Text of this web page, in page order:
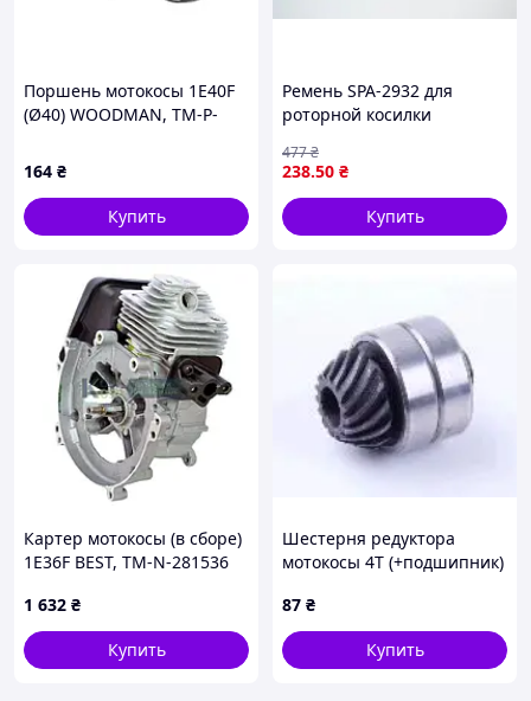
Поршень мотокосы 1E40F
(Ø40) WOODMAN, TM-P-
164 ₴
Купить
Ремень SPA-2932 для
роторной косилки
ухода за садом и участком
238.50 ₴
477₴
Купить
Картер мотокосы (в сборе)
1E36F BEST, TM-N-281536
1 632 ₴
Купить
Шестерня редуктора
мотокосы 4T (+подшипник)
87 ₴
Купить